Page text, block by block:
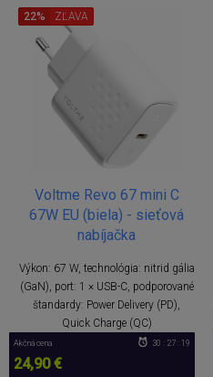
Voltme Revo 67 mini C
67W EU (biela) - sieťová
nabíjačka
Výkon: 67 W, technológia: nitrid gália
(GaN), port: 1 × USB-C, podporované
štandardy: Power Delivery (PD),
Quick Charge (QC)
22% ZĽAVA
Akčná cena
24,90 €
30 : 27 : 18